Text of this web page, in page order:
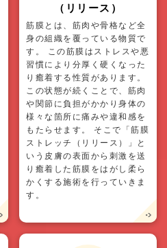
（リリース）
筋膜とは、筋肉や骨格など全
身の組織を覆っている物質で
す。 この筋膜はストレスや悪
習慣により分厚く硬くなった
り癒着する性質があります。
この状態が続くことで、筋肉
や関節に負担がかかり身体の
様々な箇所に痛みや違和感を
もたらせます。 そこで「筋膜
ストレッチ（リリース）」と
いう皮膚の表面から刺激を送
り癒着した筋膜をはがし柔ら
かくする施術を行っていきま
す。